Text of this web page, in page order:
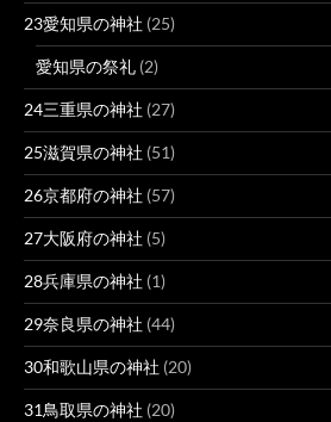
23愛知県の神社 (25)
愛知県の祭礼 (2)
24三重県の神社 (27)
25滋賀県の神社 (51)
26京都府の神社 (57)
27大阪府の神社 (5)
28兵庫県の神社 (1)
29奈良県の神社 (44)
30和歌山県の神社 (20)
31鳥取県の神社 (20)